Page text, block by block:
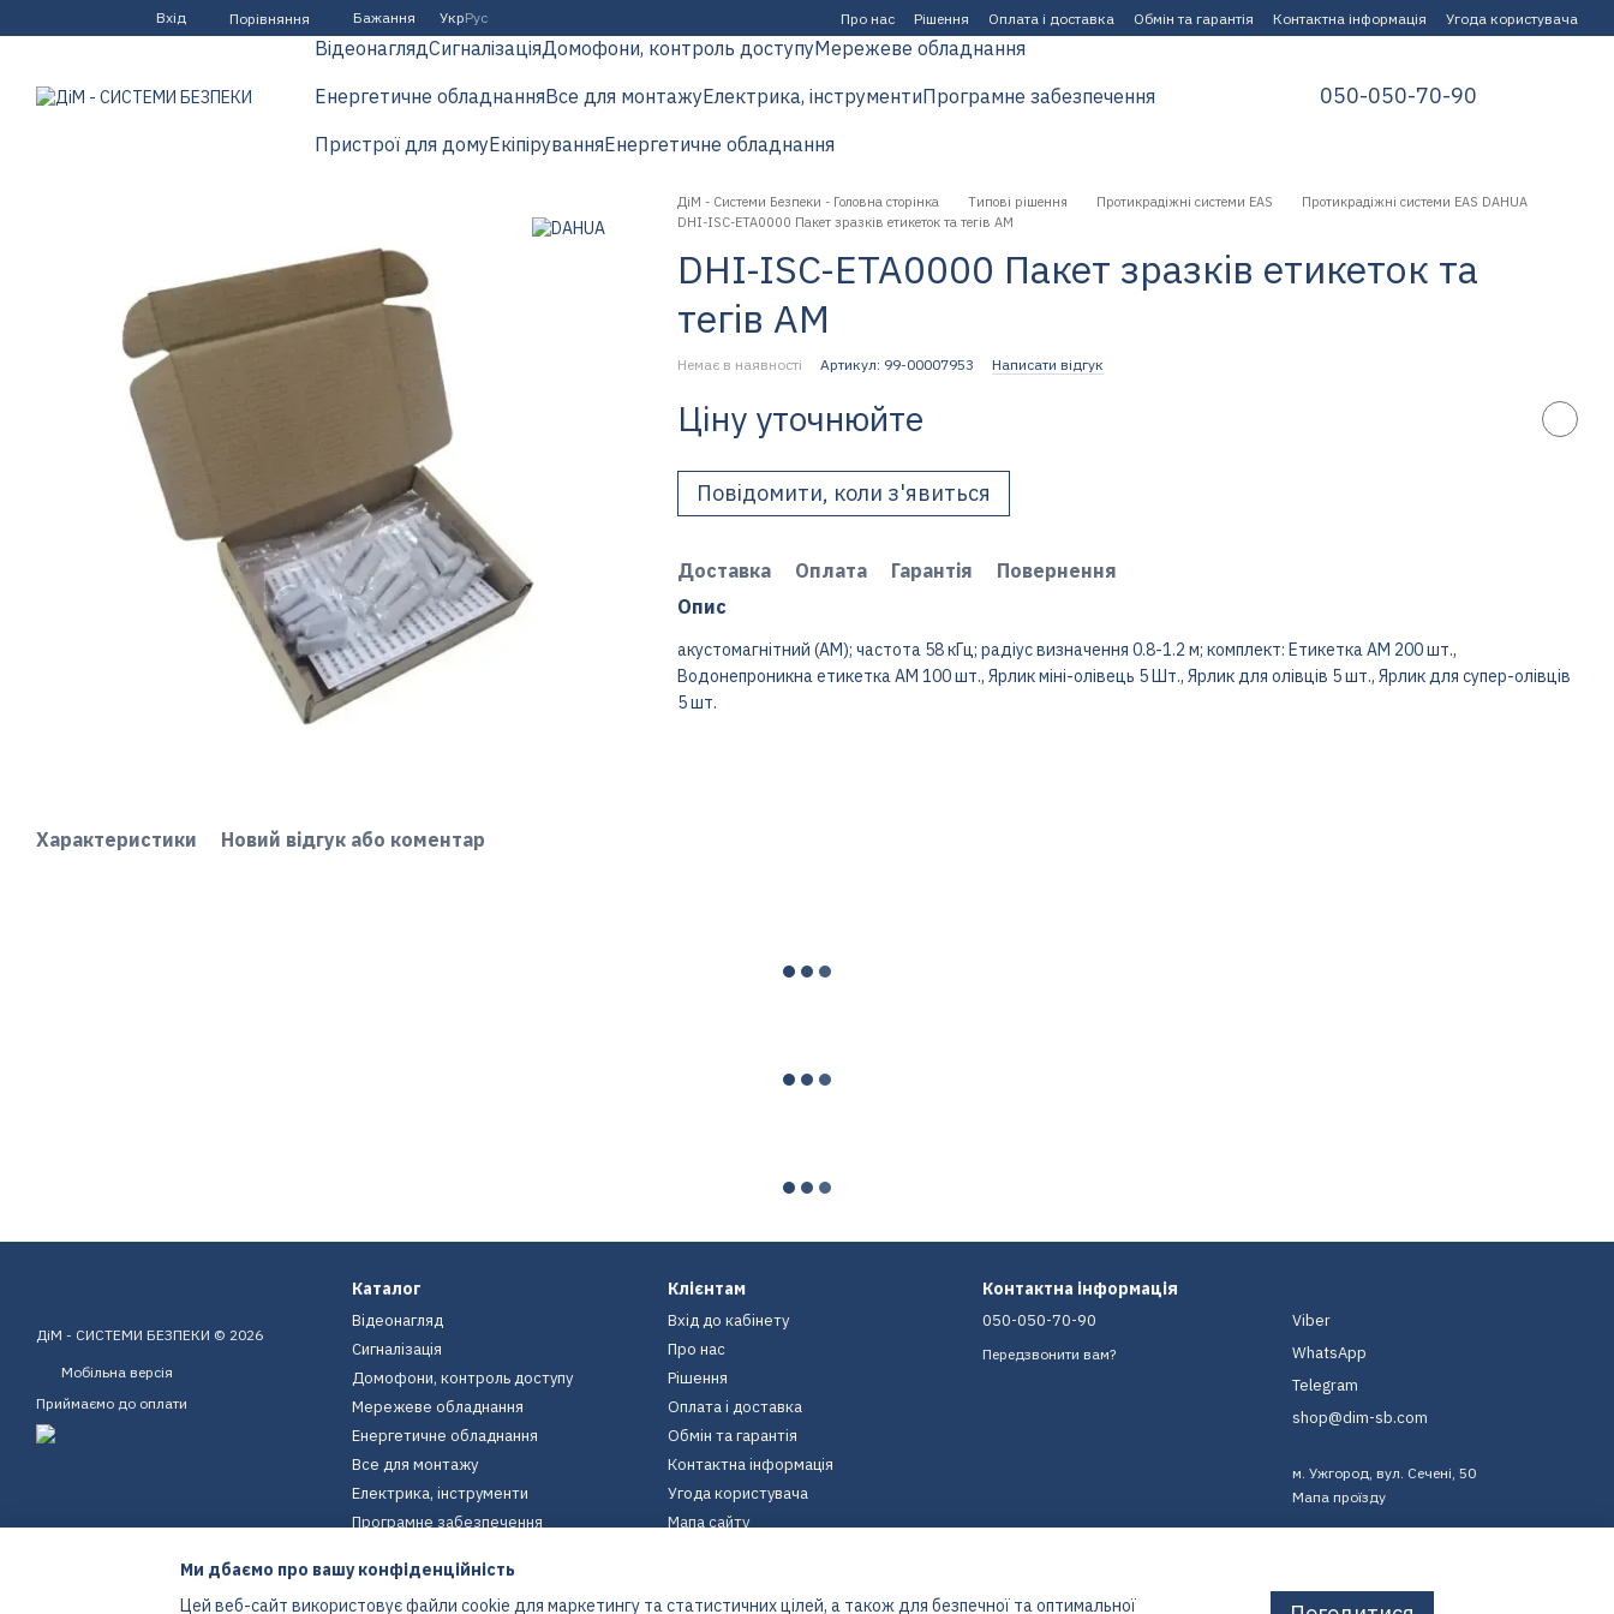
Перейти до основного контенту
Вхід Порівняння Бажання УкрРус Про нас Рішення Оплата і доставка Обмін та гарантія Контактна інформація Угода користувача
ВідеонаглядСигналізаціяДомофони, контроль доступуМережеве обладнання
Енергетичне обладнанняВсе для монтажуЕлектрика, інструментиПрограмне забезпечення
Пристрої для домуЕкіпіруванняЕнергетичне обладнання
050-050-70-90
Характеристики Новий відгук або коментар
ДіМ - Системи Безпеки - Головна сторінка Типові рішення Протикрадіжні системи EAS
Протикрадіжні системи EAS DAHUA
DHI-ISC-ETA0000 Пакет зразків етикеток та тегів AM
DHI-ISC-ETA0000 Пакет зразків етикеток та
тегів AM
Немає в наявності Артикул: 99-00007953 Написати відгук
Ціну уточнюйте
Повідомити, коли з'явиться
Доставка Оплата Гарантія
Повернення
Опис
акустомагнітний (AM); частота 58 кГц; радіус визначення 0.8-1.2 м; комплект: Етикетка AM 200 шт.,
Водонепроникна етикетка AM 100 шт., Ярлик міні-олівець 5 Шт., Ярлик для олівців 5 шт., Ярлик для супер-олівців
5 шт.
ДіМ - СИСТЕМИ БЕЗПЕКИ © 2026
Мобільна версія
Приймаємо до оплати
Каталог
Відеонагляд
Сигналізація
Домофони, контроль доступу
Мережеве обладнання
Енергетичне обладнання
Все для монтажу
Електрика, інструменти
Програмне забезпечення
Екіпірування
Енергетичне обладнання
Клієнтам
Вхід до кабінету
Про нас
Рішення
Оплата і доставка
Обмін та гарантія
Контактна інформація
Угода користувача
Мапа сайту
Контактна інформація
050-050-70-90
Передзвонити вам?
Viber
WhatsApp
Telegram
shop@dim-sb.com
м. Ужгород, вул. Сечені, 50
Мапа проїзду
Ми дбаємо про вашу конфіденційність
Цей веб-сайт використовує файли cookie для маркетингу та статистичних цілей, а також для безпечної та оптимальної